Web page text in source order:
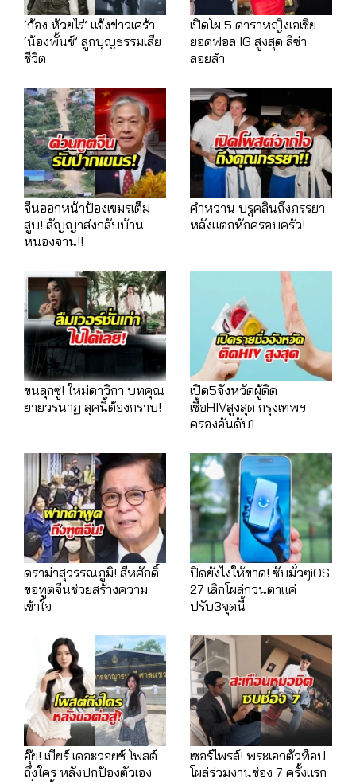
‘ก้อง ห้วยไร่’ แจ้งข่าวเศร้า
‘น้องพั้นช์’ ลูกบุญธรรมเสีย
ชีวิต
เปิดโผ 5 ดาราหญิงเอเชีย
ยอดฟอล IG สูงสุด ลิซ่า
ลอยลำ
จีนออกหน้าป้องเขมรเต็ม
สูบ! สัญญาส่งกลับบ้าน
หนองจาน!!
คำหวาน บรูคลินถึงภรรยา
หลังแตกหักครอบครัว!
ขนลุกซู่! ใหม่ดาวิกา บทคุณ
ยายวรนาฏ ลุคนี้ต้องกราบ!
เปิด5จังหวัดผู้ติด
เชื้อHIVสูงสุด กรุงเทพฯ
ครองอันดับ1
ดราม่าสุวรรณภูมิ! สีหศักดิ์
ขอทูตจีนช่วยสร้างความ
เข้าใจ
ปิดยังไงให้ขาด! ซับมั่วๆiOS
27 เลิกโผล่กวนตาแค่
ปรับ3จุดนี้
อุ๊ย! เบียร์ เดอะวอยซ์ โพสต์
ถึงใคร หลังปกป้องตัวเอง
เซอร์ไพรส์! พระเอกตัวท็อป
โผล่ร่วมงานช่อง 7 ครั้งแรก